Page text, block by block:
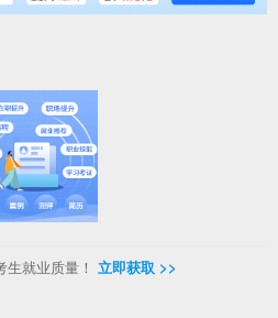
就业质量！ 立即获取 >>